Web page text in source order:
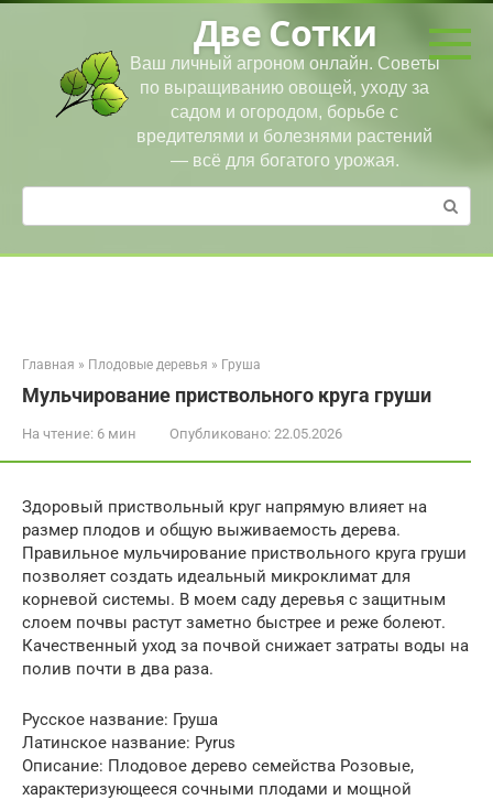
Перейти
Две Сотки
Ваш личный агроном онлайн. Советы
по выращиванию овощей, уходу за
садом и огородом, борьбе с
вредителями и болезнями растений
— всё для богатого урожая.
Поиск:
Главная » Плодовые деревья » Груша
Мульчирование приствольного круга груши
На чтение: 6 мин Опубликовано: 22.05.2026
Здоровый приствольный круг напрямую влияет на
размер плодов и общую выживаемость дерева.
Правильное мульчирование приствольного круга груши
позволяет создать идеальный микроклимат для
корневой системы. В моем саду деревья с защитным
слоем почвы растут заметно быстрее и реже болеют.
Качественный уход за почвой снижает затраты воды на
полив почти в два раза.
Русское название: Груша
Латинское название: Pyrus
Описание: Плодовое дерево семейства Розовые,
характеризующееся сочными плодами и мощной